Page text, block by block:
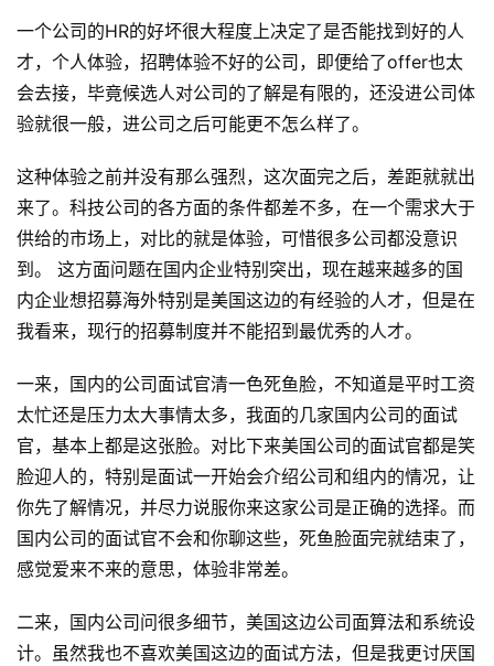
一个公司的HR的好坏很大程度上决定了是否能找到好的人
才，个人体验，招聘体验不好的公司，即便给了offer也太
会去接，毕竟候选人对公司的了解是有限的，还没进公司体
验就很一般，进公司之后可能更不怎么样了。
这种体验之前并没有那么强烈，这次面完之后，差距就就出
来了。科技公司的各方面的条件都差不多，在一个需求大于
供给的市场上，对比的就是体验，可惜很多公司都没意识
到。 这方面问题在国内企业特别突出，现在越来越多的国
内企业想招募海外特别是美国这边的有经验的人才，但是在
我看来，现行的招募制度并不能招到最优秀的人才。
一来，国内的公司面试官清一色死鱼脸，不知道是平时工资
太忙还是压力太大事情太多，我面的几家国内公司的面试
官，基本上都是这张脸。对比下来美国公司的面试官都是笑
脸迎人的，特别是面试一开始会介绍公司和组内的情况，让
你先了解情况，并尽力说服你来这家公司是正确的选择。而
国内公司的面试官不会和你聊这些，死鱼脸面完就结束了，
感觉爱来不来的意思，体验非常差。
二来，国内公司问很多细节，美国这边公司面算法和系统设
计。虽然我也不喜欢美国这边的面试方法，但是我更讨厌国